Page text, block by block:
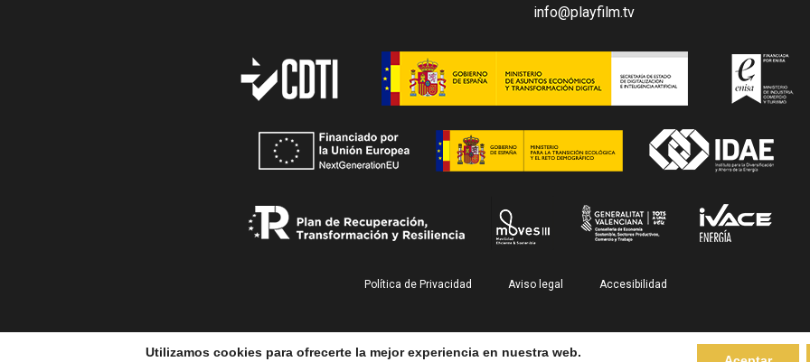
info@playfilm.tv
Política de Privacidad Aviso legal Accesibilidad
Utilizamos cookies para ofrecerte la mejor experiencia en nuestra web.